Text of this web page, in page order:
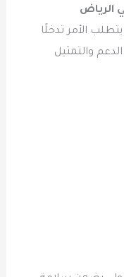
الرياض
الأمر تدخلًا
والتمثيل